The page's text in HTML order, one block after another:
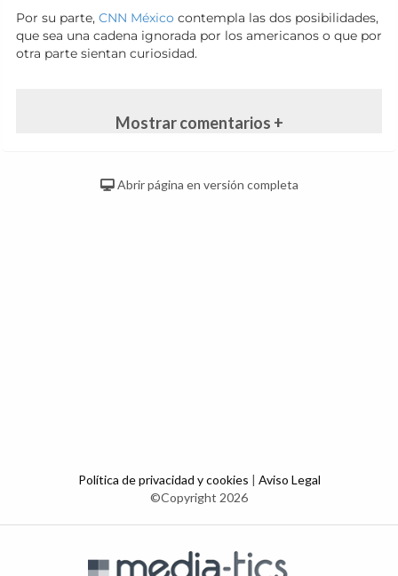
Por su parte, CNN México contempla las dos posibilidades,
que sea una cadena ignorada por los americanos o que por
otra parte sientan curiosidad.
Mostrar comentarios +
Abrir página en versión completa
Política de privacidad y cookies | Aviso Legal
©Copyright 2026